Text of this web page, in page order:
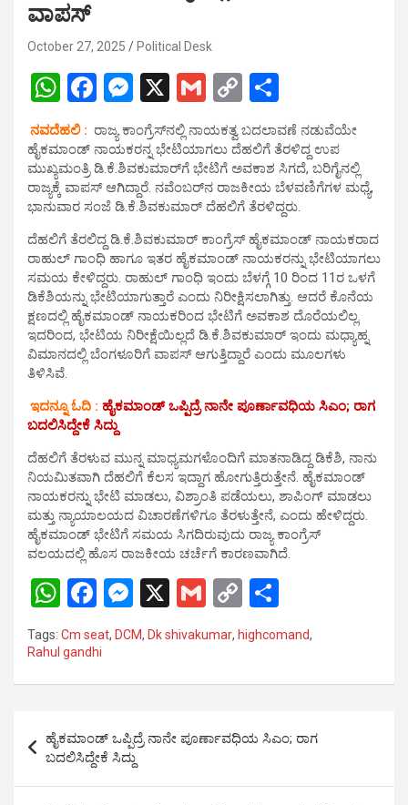
ವಾಪಸ್
October 27, 2025 Political Desk
W
h
at
s
A
p
p
F
ce
b
o
o
k
M
es
se
n
g
er
X
G
m
ail
C
o
py
Li
n
k
h
ar
e
ನವದೆಹಲಿ : ರಾಜ್ಯ ಕಾಂಗ್ರೆಸ್‌ನಲ್ಲಿ ನಾಯಕತ್ವ ಬದಲಾವಣೆ ನಡುವೆಯೇ
ಹೈಕಮಾಂಡ್ ನಾಯಕರನ್ನ ಭೇಟಿಯಾಗಲು ದೆಹಲಿಗೆ ತೆರಳಿದ್ದ ಉಪ
ಮುಖ್ಯಮಂತ್ರಿ ಡಿ.ಕೆ.ಶಿವಕುಮಾರ್‌ಗೆ ಭೇಟಿಗೆ ಅವಕಾಶ ಸಿಗದೆ, ಬರಿಗೈನಲ್ಲಿ
ರಾಜ್ಯಕ್ಕೆ ವಾಪಸ್ ಆಗಿದ್ದಾರೆ. ನವೆಂಬರ್‌ನ ರಾಜಕೀಯ ಬೆಳವಣಿಗೆಗಳ ಮಧ್ಯೆ,
ಭಾನುವಾರ ಸಂಜೆ ಡಿ.ಕೆ.ಶಿವಕುಮಾರ್ ದೆಹಲಿಗೆ ತೆರಳಿದ್ದರು.
ದೆಹಲಿಗೆ ತೆರಲಿದ್ದ ಡಿ.ಕೆ.ಶಿವಕುಮಾರ್ ಕಾಂಗ್ರೆಸ್ ಹೈಕಮಾಂಡ್ ನಾಯಕರಾದ
ರಾಹುಲ್ ಗಾಂಧಿ ಹಾಗೂ ಇತರ ಹೈಕಮಾಂಡ್ ನಾಯಕರನ್ನು ಭೇಟಿಯಾಗಲು
ಸಮಯ ಕೇಳಿದ್ದರು. ರಾಹುಲ್ ಗಾಂಧಿ ಇಂದು ಬೆಳಗ್ಗೆ 10 ರಿಂದ 11ರ ಒಳಗೆ
ಡಿಕೆಶಿಯನ್ನು ಭೇಟಿಯಾಗುತ್ತಾರೆ ಎಂದು ನಿರೀಕ್ಷಿಸಲಾಗಿತ್ತು. ಆದರೆ ಕೊನೆಯ
ಕ್ಷಣದಲ್ಲಿ ಹೈಕಮಾಂಡ್ ನಾಯಕರಿಂದ ಭೇಟಿಗೆ ಅವಕಾಶ ದೊರೆಯಲಿಲ್ಲ.
ಇದರಿಂದ, ಭೇಟಿಯ ನಿರೀಕ್ಷೆಯಿಲ್ಲದೆ ಡಿ.ಕೆ.ಶಿವಕುಮಾರ್ ಇಂದು ಮಧ್ಯಾಹ್ನ
ವಿಮಾನದಲ್ಲಿ ಬೆಂಗಳೂರಿಗೆ ವಾಪಸ್ ಆಗುತ್ತಿದ್ದಾರೆ ಎಂದು ಮೂಲಗಳು
ತಿಳಿಸಿವೆ.
ಇದನ್ನೂ ಓದಿ : ಹೈಕಮಾಂಡ್ ಒಪ್ಪಿದ್ರೆ ನಾನೇ ಪೂರ್ಣಾವಧಿಯ ಸಿಎಂ; ರಾಗ
ಬದಲಿಸಿದ್ದೇಕೆ ಸಿದ್ದು
ದೆಹಲಿಗೆ ತೆರಳುವ ಮುನ್ನ ಮಾಧ್ಯಮಗಳೊಂದಿಗೆ ಮಾತನಾಡಿದ್ದ ಡಿಕೆಶಿ, ನಾನು
ನಿಯಮಿತವಾಗಿ ದೆಹಲಿಗೆ ಕೆಲಸ ಇದ್ದಾಗ ಹೋಗುತ್ತಿರುತ್ತೇನೆ. ಹೈಕಮಾಂಡ್
ನಾಯಕರನ್ನು ಭೇಟಿ ಮಾಡಲು, ವಿಶ್ರಾಂತಿ ಪಡೆಯಲು, ಶಾಪಿಂಗ್ ಮಾಡಲು
ಮತ್ತು ನ್ಯಾಯಾಲಯದ ವಿಚಾರಣೆಗಳಿಗೂ ತೆರಳುತ್ತೇನೆ, ಎಂದು ಹೇಳಿದ್ದರು.
ಹೈಕಮಾಂಡ್ ಭೇಟಿಗೆ ಸಮಯ ಸಿಗದಿರುವುದು ರಾಜ್ಯ ಕಾಂಗ್ರೆಸ್
ವಲಯದಲ್ಲಿ ಹೊಸ ರಾಜಕೀಯ ಚರ್ಚೆಗೆ ಕಾರಣವಾಗಿದೆ.
W
h
at
s
p
p
F
a
ce
b
o
k
M
es
se
n
er
X
G
ail
C
o
py
Li
k
e
Tags: Cm seat, DCM, Dk shivakumar, highcomand,
Rahul gandhi
navigation
ಹೈಕಮಾಂಡ್ ಒಪ್ಪಿದ್ರೆ ನಾನೇ ಪೂರ್ಣಾವಧಿಯ ಸಿಎಂ; ರಾಗ
ಬದಲಿಸಿದ್ದೇಕೆ ಸಿದ್ದು